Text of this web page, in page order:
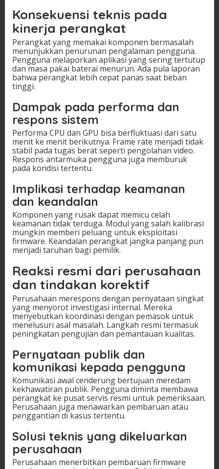
Konsekuensi teknis pada
kinerja perangkat
Perangkat yang memakai komponen bermasalah
menunjukkan penurunan pengalaman pengguna.
Pengguna melaporkan aplikasi yang sering tertutup
dan masa pakai baterai menurun. Ada pula laporan
bahwa perangkat lebih cepat panas saat beban
tinggi.
Dampak pada performa dan
respons sistem
Performa CPU dan GPU bisa berfluktuasi dari satu
menit ke menit berikutnya. Frame rate menjadi tidak
stabil pada tugas berat seperti pengolahan video.
Respons antarmuka pengguna juga memburuk
pada kondisi tertentu.
Implikasi terhadap keamanan
dan keandalan
Komponen yang rusak dapat memicu celah
keamanan tidak terduga. Modul yang salah kalibrasi
mungkin memberi peluang untuk eksploitasi
firmware. Keandalan perangkat jangka panjang pun
menjadi taruhan bagi pemilik.
Reaksi resmi dari perusahaan
dan tindakan korektif
Perusahaan merespons dengan pernyataan singkat
yang menyorot investigasi internal. Mereka
menyebutkan koordinasi dengan pemasok untuk
menelusuri asal masalah. Langkah resmi termasuk
peningkatan pengujian dan pemantauan kualitas.
Pernyataan publik dan
komunikasi kepada pengguna
Komunikasi awal cenderung bertujuan meredam
kekhawatiran publik. Pengguna diminta membawa
perangkat ke pusat servis resmi untuk pemeriksaan.
Perusahaan juga menawarkan pembaruan atau
penggantian di kasus tertentu.
Solusi teknis yang dikeluarkan
perusahaan
Perusahaan menerbitkan pembaruan firmware